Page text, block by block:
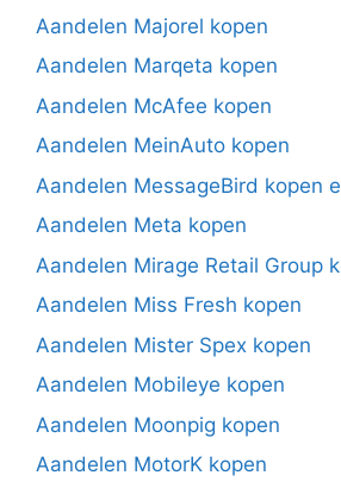
Aandelen Majorel kopen
Aandelen Marqeta kopen
Aandelen McAfee kopen
Aandelen MeinAuto kopen
Aandelen MessageBird kopen
Aandelen Meta kopen
Aandelen Mirage Retail Group
Aandelen Miss Fresh kopen
Aandelen Mister Spex kopen
Aandelen Mobileye kopen
Aandelen Moonpig kopen
Aandelen MotorK kopen